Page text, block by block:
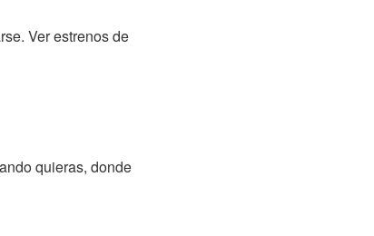
Ver estrenos de
quieras, donde